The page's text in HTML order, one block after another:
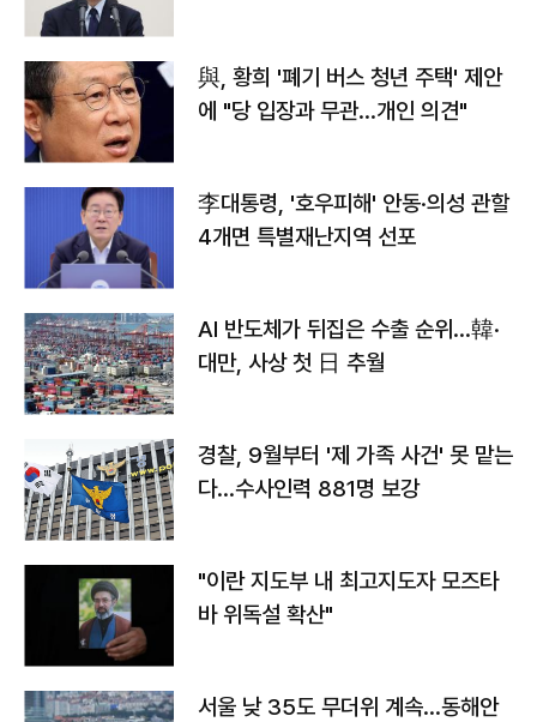
與, 황희 '폐기 버스 청년 주택' 제안
에 "당 입장과 무관…개인 의견"
李대통령, '호우피해' 안동·의성 관할
4개면 특별재난지역 선포
AI 반도체가 뒤집은 수출 순위…韓·
대만, 사상 첫 日 추월
경찰, 9월부터 '제 가족 사건' 못 맡는
다…수사인력 881명 보강
"이란 지도부 내 최고지도자 모즈타
바 위독설 확산"
서울 낮 35도 무더위 계속…동해안